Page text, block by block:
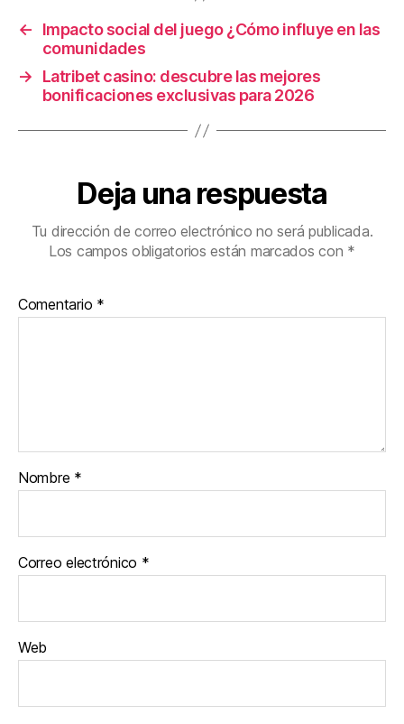
←
Impacto social del juego ¿Cómo influye en las
comunidades
→
Latribet casino: descubre las mejores
bonificaciones exclusivas para 2026
Deja una respuesta
Tu dirección de correo electrónico no será publicada.
Los campos obligatorios están marcados con *
Comentario *
Nombre *
Correo electrónico *
Web